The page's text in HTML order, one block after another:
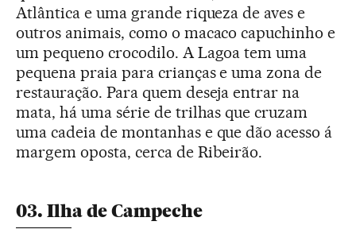
Atlântica e uma grande riqueza de aves e
outros animais, como o macaco capuchinho e
um pequeno crocodilo. A Lagoa tem uma
pequena praia para crianças e uma zona de
restauração. Para quem deseja entrar na
mata, há uma série de trilhas que cruzam
uma cadeia de montanhas e que dão acesso á
margem oposta, cerca de Ribeirão.
03. Ilha de Campeche